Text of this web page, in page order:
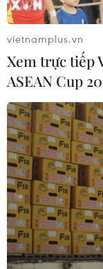
vietnamplus.vn
Xem trực tiếp
ASEAN Cup